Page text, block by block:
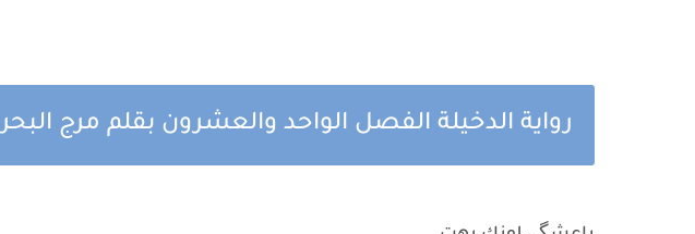
رواية الدخيلة الفصل الواحد والعشرون بقلم مرج البحر